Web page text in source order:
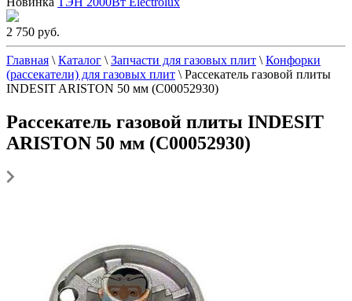
2 750 руб.
Главная \ Каталог \ Запчасти для газовых плит \ Конфорки
(рассекатели) для газовых плит \ Рассекатель газовой плиты
INDESIT ARISTON 50 мм (C00052930)
Рассекатель газовой плиты INDESIT
ARISTON 50 мм (C00052930)